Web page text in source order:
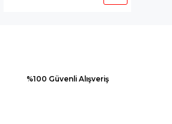
%100 Güvenli Alışveriş